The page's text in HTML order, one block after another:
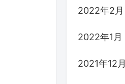
2022年2月
2022年1月
2021年12月